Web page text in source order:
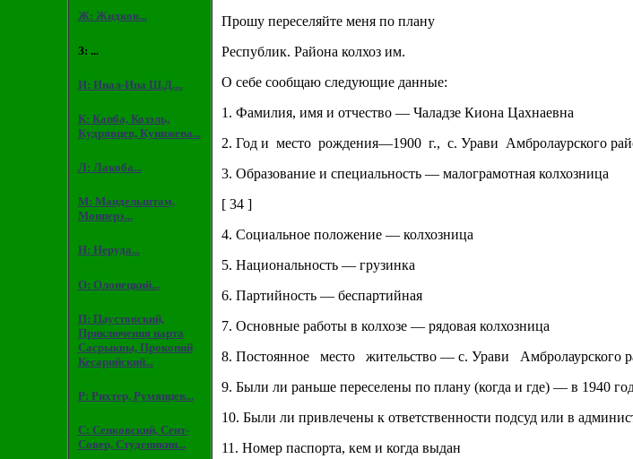
Ж: Жидков...
З: ...
И: Инал-Ипа Ш.Д....
К: Капба, Козэль,
Кудрявцев, Кунижева...
Л: Лакоба...
М: Мандельштам,
Монперэ...
Н: Неруда...
О: Олонецкий...
П: Паустовский,
Приключения нарта
Сасрыквы, Прокопий
Кесарийский...
Р: Рихтер, Румянцев...
С: Сенковский, Сент-
Совер, Студеникин...
Прошу переселяйте меня по плану
Республик. Района колхоз им.
О себе сообщаю следующие данные:
1. Фамилия, имя и отчество — Чаладзе Киона Цахнаевна
2. Год и место рождения—1900 г., с. Урави Амбролаурского
3. Образование и специальность — малограмотная колхозница
[ 34 ]
4. Социальное положение — колхозница
5. Национальность — грузинка
6. Партийность — беспартийная
7. Основные работы в колхозе — рядовая колхозница
8. Постоянное место жительство — с. Урави Амбролаурского
9. Были ли раньше переселены по плану (когда и где) — в 1940
10. Были ли привлечены к ответственности подсуд или в
11. Номер паспорта, кем и когда выдан